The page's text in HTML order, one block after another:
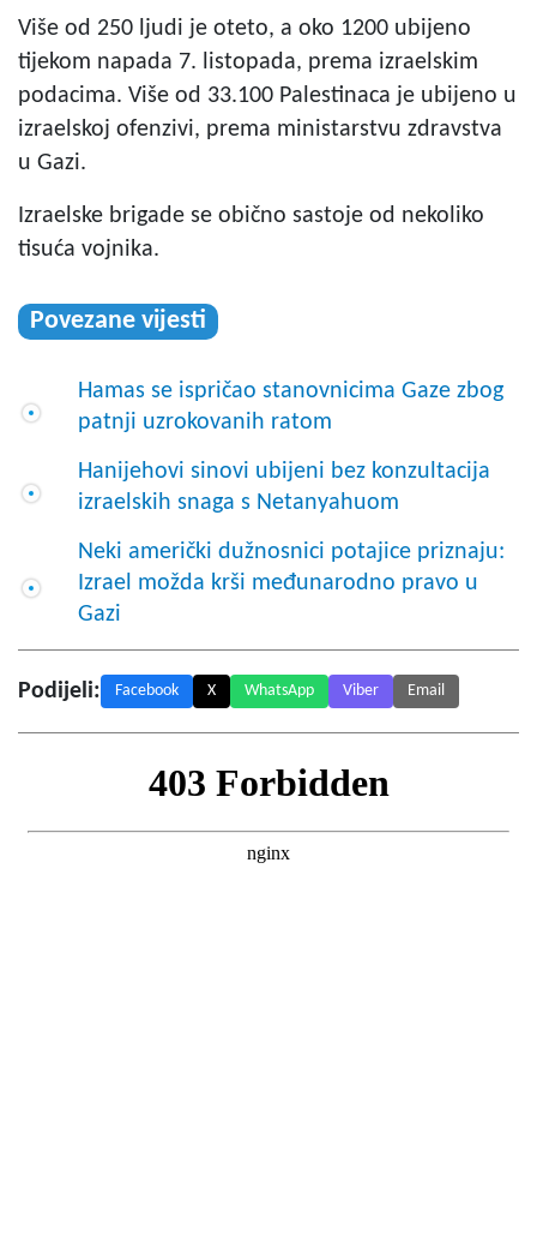
Više od 250 ljudi je oteto, a oko 1200 ubijeno
tijekom napada 7. listopada, prema izraelskim
podacima. Više od 33.100 Palestinaca je ubijeno u
izraelskoj ofenzivi, prema ministarstvu zdravstva
u Gazi.
Izraelske brigade se obično sastoje od nekoliko
tisuća vojnika.
Povezane vijesti
Hamas se ispričao stanovnicima Gaze zbog
patnji uzrokovanih ratom
Hanijehovi sinovi ubijeni bez konzultacija
izraelskih snaga s Netanyahuom
Neki američki dužnosnici potajice priznaju:
Izrael možda krši međunarodno pravo u
Gazi
Podijeli: Facebook X WhatsApp Viber Email